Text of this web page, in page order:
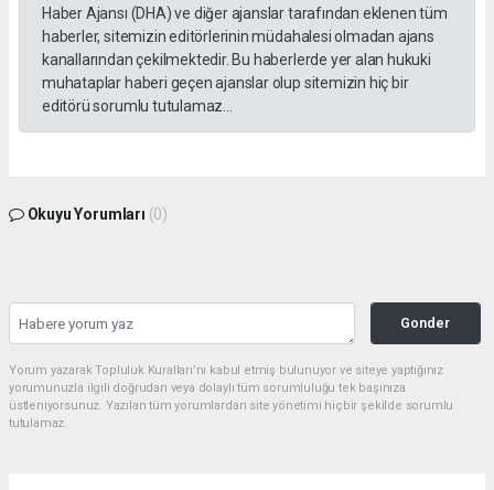
Haber Ajansı (DHA) ve diğer ajanslar tarafından eklenen tüm
haberler, sitemizin editörlerinin müdahalesi olmadan ajans
kanallarından çekilmektedir. Bu haberlerde yer alan hukuki
muhataplar haberi geçen ajanslar olup sitemizin hiç bir
editörü sorumlu tutulamaz...
Okuyu Yorumları (0)
Gonder
Yorum yazarak Topluluk Kuralları’nı kabul etmiş bulunuyor ve siteye yaptığınız
yorumunuzla ilgili doğrudan veya dolaylı tüm sorumluluğu tek başınıza
üstleniyorsunuz. Yazılan tüm yorumlardan site yönetimi hiçbir şekilde sorumlu
tutulamaz.